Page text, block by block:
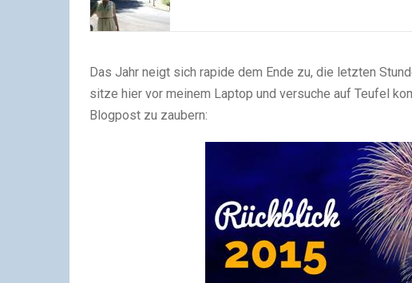
Das Jahr neigt sich rapide dem Ende zu, die letzten
sitze hier vor meinem Laptop und versuche auf Teufel
Blogpost zu zaubern: